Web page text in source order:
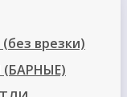
врезки)